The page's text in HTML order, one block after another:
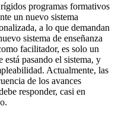
programas formativos
un nuevo sistema
a lo que demandan
sistema de enseñanza
facilitador, es solo un
pasando el sistema, y
Actualmente, las
de los avances
responder, casi en